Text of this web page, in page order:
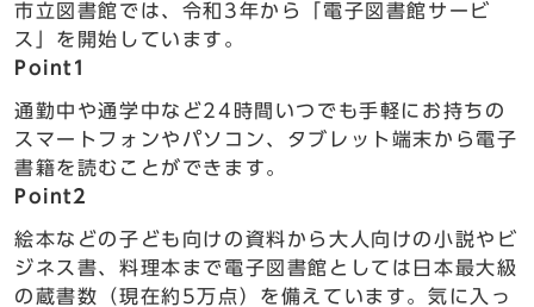
市立図書館では、令和3年から「電子図書館サービ
ス」を開始しています。
Point1
通勤中や通学中など24時間いつでも手軽にお持ちの
スマートフォンやパソコン、タブレット端末から電子
書籍を読むことができます。
Point2
絵本などの子ども向けの資料から大人向けの小説やビ
ジネス書、料理本まで電子図書館としては日本最大級
の蔵書数（現在約5万点）を備えています。気に入っ